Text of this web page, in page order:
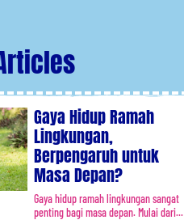
Gaya Hidup Ramah
Lingkungan,
Berpengaruh untuk
Masa Depan?
Gaya hidup ramah lingkungan sangat
penting bagi masa depan. Mulai dari...